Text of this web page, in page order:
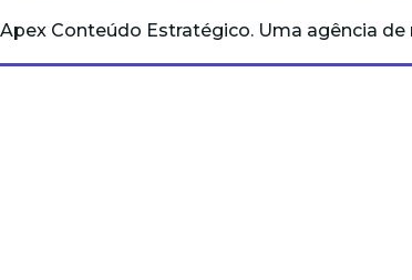
Apex Conteúdo Estratégico. Uma agência de